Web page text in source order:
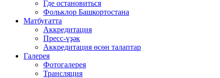
Где остановиться
Фольклор Башкортостана
Матбуғатта
Аккредитация
Пресс-үҙәк
Аккредитация өсөн талаптар
Галерея
Фотогалерея
Трансляция